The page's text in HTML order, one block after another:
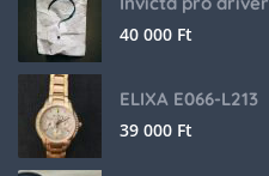
40 000 Ft
ELIXA E066-L213
39 000 Ft